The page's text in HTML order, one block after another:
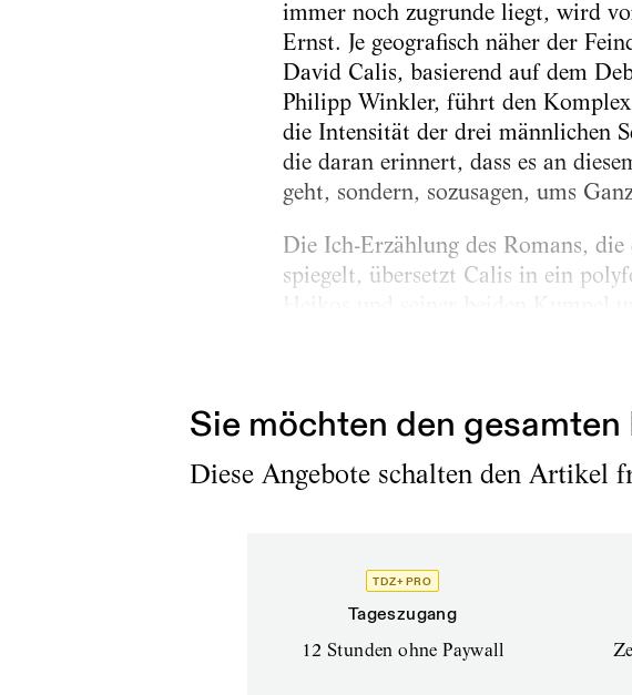
immer noch zugrunde liegt, wird
Ernst. Je geografisch näher der
David Calis, basierend auf dem
Philipp Winkler, führt den
die Intensität der drei männlichen
die daran erinnert, dass es an
geht, sondern, sozusagen, ums
Die Ich-Erzählung des Romans,
spiegelt, übersetzt Calis in ein
Sie möchten den gesamten
Diese Angebote schalten den Artikel
TDZ+ PRO
Tageszugang
12 Stunden ohne Paywall